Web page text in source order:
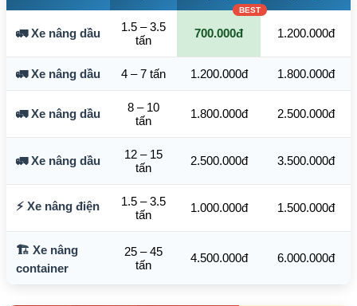
🚛 Xe nâng dầu
1.5 – 3.5
tấn
700.000đ 1.200.000đ
🚛 Xe nâng dầu 4 – 7 tấn 1.200.000đ 1.800.000đ
🚛 Xe nâng dầu
8 – 10
tấn
1.800.000đ 2.500.000đ
🚛 Xe nâng dầu
12 – 15
tấn
2.500.000đ 3.500.000đ
⚡ Xe nâng điện
1.5 – 3.5
tấn
1.000.000đ 1.500.000đ
🏗️ Xe nâng
container
25 – 45
tấn
4.500.000đ 6.000.000đ